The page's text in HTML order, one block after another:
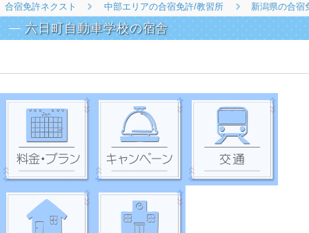
合宿免許ネクスト 中部エリアの合宿免許/教習所 新潟県の合宿
六日町自動車学校の宿舎